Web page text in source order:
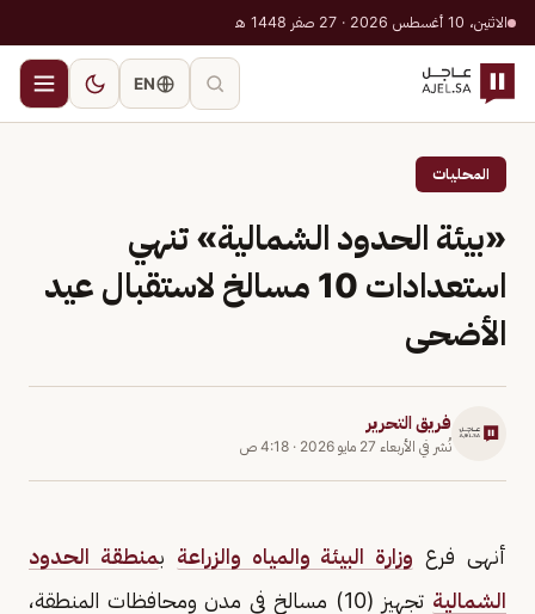
الاثنين، 10 أغسطس 2026 · 27 صفر 1448 هـ
EN
المحليات
«بيئة الحدود الشمالية» تنهي
استعدادات 10 مسالخ لاستقبال عيد
الأضحى
فريق التحرير
نُشر في الأربعاء 27 مايو 2026 · 4:18 ص
أنهى فرع وزارة البيئة والمياه والزراعة بمنطقة الحدود
الشمالية
تجهيز (10) مسالخ في مدن ومحافظات المنطقة،